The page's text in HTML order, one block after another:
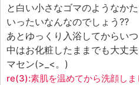
と白い小さなゴマのようなか
いったいなんなのでしょう??
あとゆっくり入浴してからい
中はお化粧したままでも大丈
マセン(>_<。)
re(3):素肌を温めてから洗顔しま